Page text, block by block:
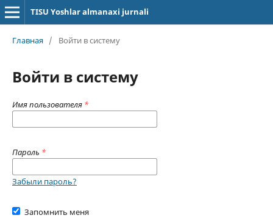
TISU Yoshlar almanaxi jurnali
Главная / Войти в систему
Войти в систему
Имя пользователя *
Пароль *
Забыли пароль?
Запомнить меня